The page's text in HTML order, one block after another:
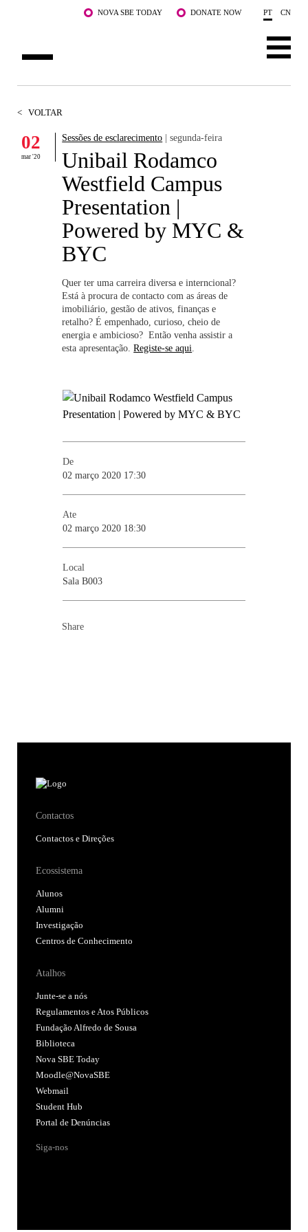
Saltar para o conteúdo principalNOVA SBE TODAY DONATE NOW PT CN
DOCENTES E INVESTIGAÇÃO
COMUNIDADE
WHAT'S HAPPENING
< VOLTAR
02
mar '20
Sessões de esclarecimento | segunda-feira
Unibail Rodamco
Westfield Campus
Presentation |
Powered by MYC &
BYC
Quer ter uma carreira diversa e interncional?
Está à procura de contacto com as áreas de
imobiliário, gestão de ativos, finanças e
retalho? É empenhado, curioso, cheio de
energia e ambicioso? Então venha assistir a
esta apresentação.Registe-se aqui
De
02 março 2020 17:30
Ate
02 março 2020 18:30
Local
Sala B003
Share
Contactos
Contactos e Direções
Ecossistema
Alunos
Alumni
Investigação
Centros de Conhecimento
Atalhos
Junte-se a nós
Regulamentos e Atos Públicos
Fundação Alfredo de Sousa
Biblioteca
Nova SBE Today
Moodle@NovaSBE
Webmail
Student Hub
Portal de Denúncias
Siga-nos